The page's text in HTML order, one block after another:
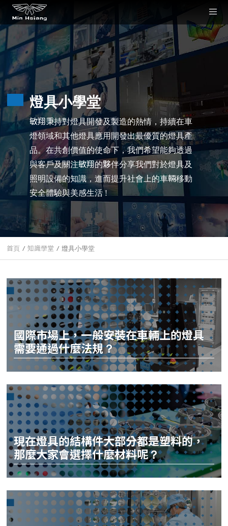
燈具小學堂
敏翔秉持對燈具開發及製造的熱情，持續在車
燈領域和其他燈具應用開發出最優質的燈具產
品。在共創價值的使命下，我們希望能夠透過
與客戶及關注敏翔的夥伴分享我們對於燈具及
照明設備的知識，進而提升社會上的車輛移動
安全體驗與美感生活 !
首頁 知識學堂 燈具小學堂
國際市場上，一般安裝在車輛上的燈具
需要通過什麼法規？
現在燈具的結構件大部分都是塑料的，
那麼大家會選擇什麼材料呢？
Cookie管理面板